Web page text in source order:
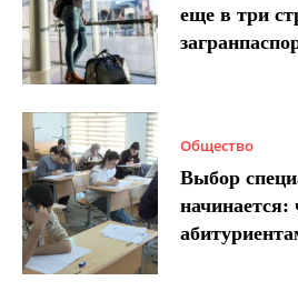
еще в три
Общество
Выбор
начинается: